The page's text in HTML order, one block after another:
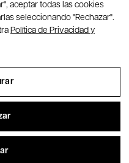
aceptar todas las cookies
seleccionando "Rechazar".
Política de Privacidad y
y Cookies